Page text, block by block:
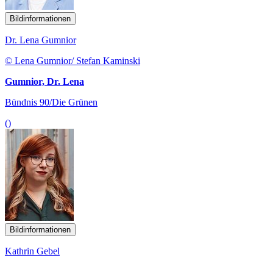
Bildinformationen
Dr. Lena Gumnior
© Lena Gumnior/ Stefan Kaminski
Gumnior, Dr. Lena
Bündnis 90/Die Grünen
()
Bildinformationen
Kathrin Gebel